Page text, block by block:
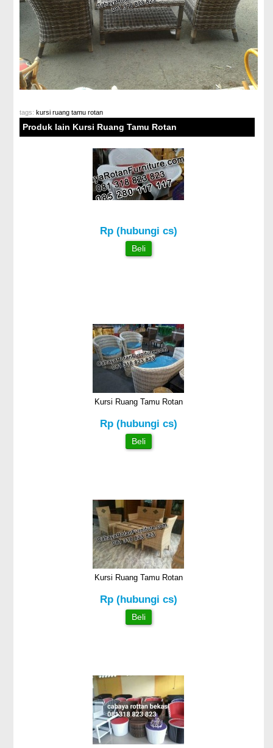
tags: kursi ruang tamu rotan
Produk lain Kursi Ruang Tamu Rotan
Rp (hubungi cs)
Beli
Kursi Ruang Tamu Rotan
Rp (hubungi cs)
Beli
Kursi Ruang Tamu Rotan
Rp (hubungi cs)
Beli